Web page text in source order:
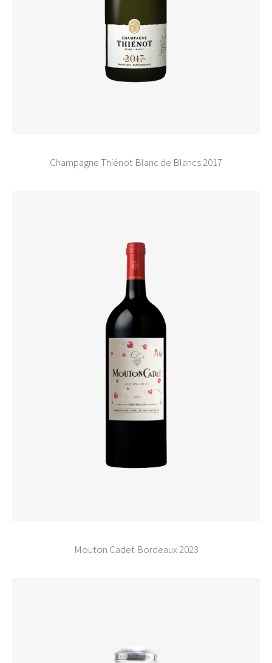
Champagne Thiénot Blanc de Blancs 2017
Mouton Cadet Bordeaux 2023